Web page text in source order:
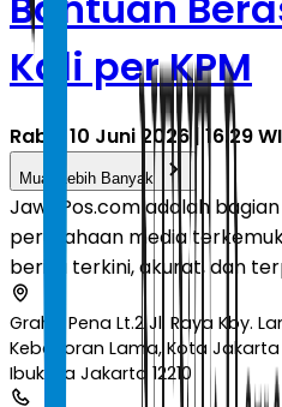
Kali per KPM
Rabu, 10 Juni 2026 | 16.29
Muat Lebih Banyak
JawaPos.com adalah
perusahaan media
berita terkini, akurat, dan
Graha Pena Lt.2 Jl. Raya Kby.
Kebayoran Lama, Kota
Ibukota Jakarta 12210